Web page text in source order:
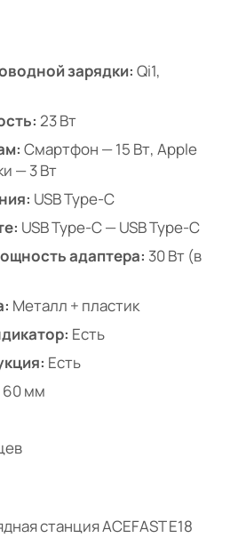
зарядки: Qi1,
23 Вт
Смартфон — 15 Вт, Apple
— 3 Вт
USB Type-C
USB Type-C — USB Type-C
адаптера: 30 Вт (в
Металл + пластик
Есть
Есть
60 мм
станция ACEFAST E18